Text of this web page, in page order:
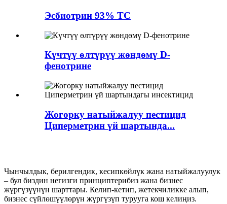
Эсбиотрин 93% TC
Күчтүү өлтүрүү жөндөмү D-
фенотрине
Жогорку натыйжалуу пестицид
Циперметрин үй шартында...
Чынчылдык, берилгендик, кесипкөйлүк жана натыйжалуулук
– бул биздин негизги принциптерибиз жана бизнес
жүргүзүүнүн шарттары. Келип-кетип, жетекчиликке алып,
бизнес сүйлөшүүлөрүн жүргүзүп турууга кош келиңиз.